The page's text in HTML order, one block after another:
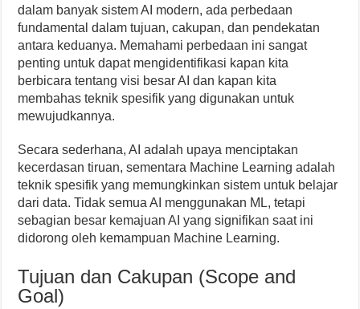
dalam banyak sistem AI modern, ada perbedaan
fundamental dalam tujuan, cakupan, dan pendekatan
antara keduanya. Memahami perbedaan ini sangat
penting untuk dapat mengidentifikasi kapan kita
berbicara tentang visi besar AI dan kapan kita
membahas teknik spesifik yang digunakan untuk
mewujudkannya.
Secara sederhana, AI adalah upaya menciptakan
kecerdasan tiruan, sementara Machine Learning adalah
teknik spesifik yang memungkinkan sistem untuk belajar
dari data. Tidak semua AI menggunakan ML, tetapi
sebagian besar kemajuan AI yang signifikan saat ini
didorong oleh kemampuan Machine Learning.
Tujuan dan Cakupan (Scope and
Goal)